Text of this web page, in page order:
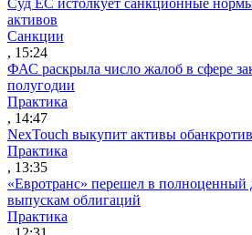
активов
Санкции
, 15:24
ФАС раскрыла число жалоб в сфере
полугодии
Практика
, 14:47
NexTouch выкупит активы
Практика
, 13:35
«Евротранс» перешел в полноценный
выпускам облигаций
Практика